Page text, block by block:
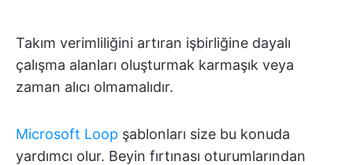
Takım verimliliğini artıran işbirliğine dayalı
çalışma alanları oluşturmak karmaşık veya
zaman alıcı olmamalıdır.
Microsoft Loop şablonları size bu konuda
yardımcı olur. Beyin fırtınası oturumlarından